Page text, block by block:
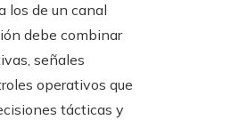
los de un canal
debe combinar
señales
operativos que
tácticas y